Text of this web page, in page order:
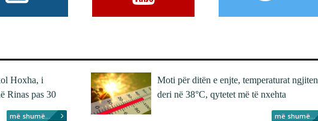
Hoxha, i
Rinas pas 30
më shumë...
Moti për ditën e enjte, temperaturat ngjiten
deri në 38°C, qytetet më të nxehta
më shumë...